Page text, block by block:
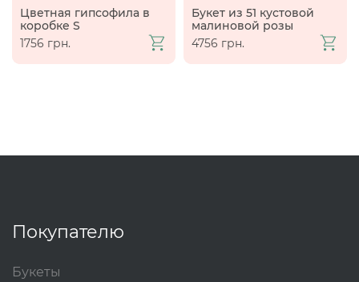
Цветная гипсофила в
коробке S
1756 грн.
Букет из 51 кустовой
малиновой розы
4756 грн.
Покупателю
Букеты